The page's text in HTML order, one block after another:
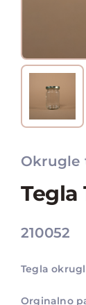
Okrugle
Tegla
210052
Tegla
Orginalno